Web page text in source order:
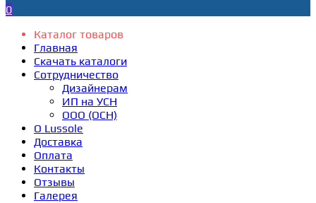
0
Каталог товаров
Главная
Скачать каталоги
Сотрудничество
Дизайнерам
ИП на УСН
ООО (ОСН)
О Lussole
Доставка
Оплата
Контакты
Отзывы
Галерея